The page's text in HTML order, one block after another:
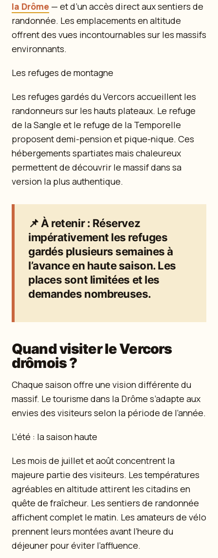
la Drôme — et d’un accès direct aux sentiers de
randonnée. Les emplacements en altitude
offrent des vues incontournables sur les massifs
environnants.
Les refuges de montagne
Les refuges gardés du Vercors accueillent les
randonneurs sur les hauts plateaux. Le refuge
de la Sangle et le refuge de la Temporelle
proposent demi-pension et pique-nique. Ces
hébergements spartiates mais chaleureux
permettent de découvrir le massif dans sa
version la plus authentique.
📌 À retenir: Réservez
impérativement les refuges
gardés plusieurs semaines à
l’avance en haute saison. Les
places sont limitées et les
demandes nombreuses.
Quand visiter le Vercors
drômois ?
Chaque saison offre une vision différente du
massif. Le tourisme dans la Drôme s’adapte aux
envies des visiteurs selon la période de l’année.
L’été : la saison haute
Les mois de juillet et août concentrent la
majeure partie des visiteurs. Les températures
agréables en altitude attirent les citadins en
quête de fraîcheur. Les sentiers de randonnée
affichent complet le matin. Les amateurs de vélo
prennent leurs montées avant l’heure du
déjeuner pour éviter l’affluence.